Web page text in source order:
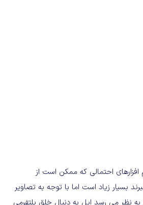
افزارهای احتمالی که ممکن است از
بسیار زیاد است اما با توجه به تصاویر